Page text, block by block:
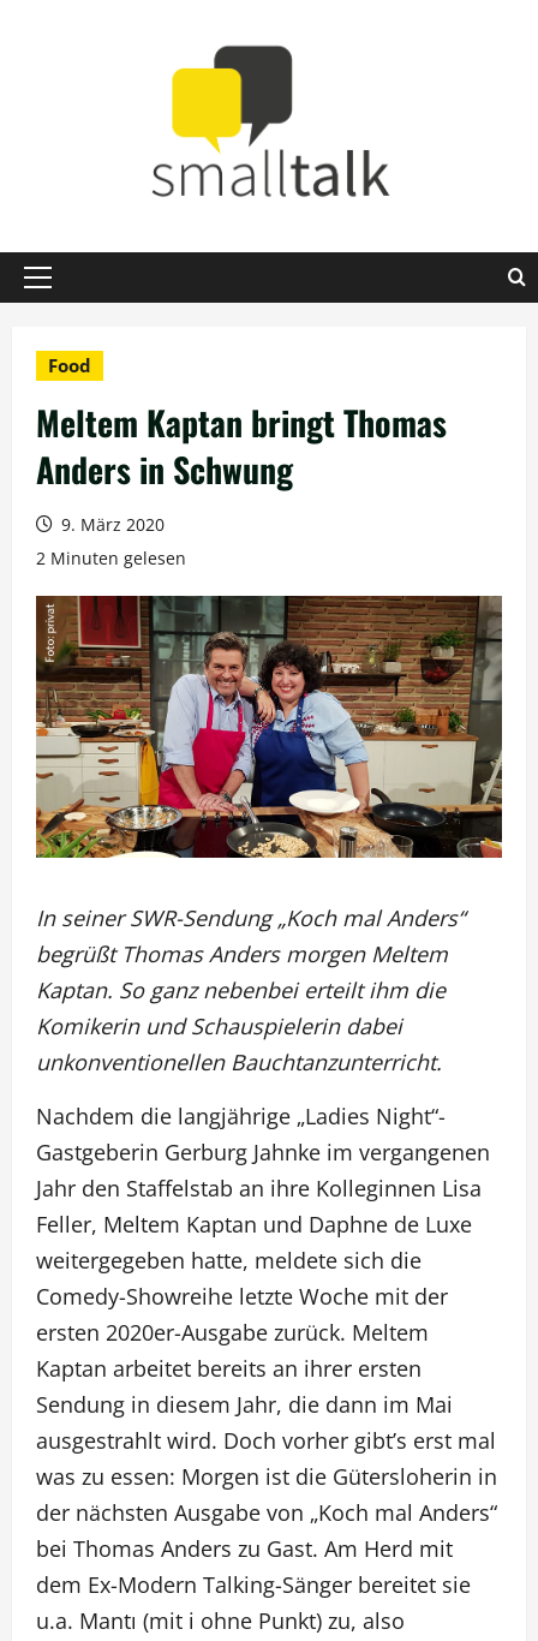
Primäres
Food
Meltem Kaptan bringt Thomas
Anders in Schwung
9. März 2020
2 Minuten gelesen
In seiner SWR-Sendung „Koch mal Anders“
begrüßt Thomas Anders morgen Meltem
Kaptan. So ganz nebenbei erteilt ihm die
Komikerin und Schauspielerin dabei
unkonventionellen Bauchtanzunterricht.
Nachdem die langjährige „Ladies Night“-
Gastgeberin Gerburg Jahnke im vergangenen
Jahr den Staffelstab an ihre Kolleginnen Lisa
Feller, Meltem Kaptan und Daphne de Luxe
weitergegeben hatte, meldete sich die
Comedy-Showreihe letzte Woche mit der
ersten 2020er-Ausgabe zurück. Meltem
Kaptan arbeitet bereits an ihrer ersten
Sendung in diesem Jahr, die dann im Mai
ausgestrahlt wird. Doch vorher gibt’s erst mal
was zu essen: Morgen ist die Gütersloherin in
der nächsten Ausgabe von „Koch mal Anders“
bei Thomas Anders zu Gast. Am Herd mit
dem Ex-Modern Talking-Sänger bereitet sie
u.a. Mantı (mit i ohne Punkt) zu, also